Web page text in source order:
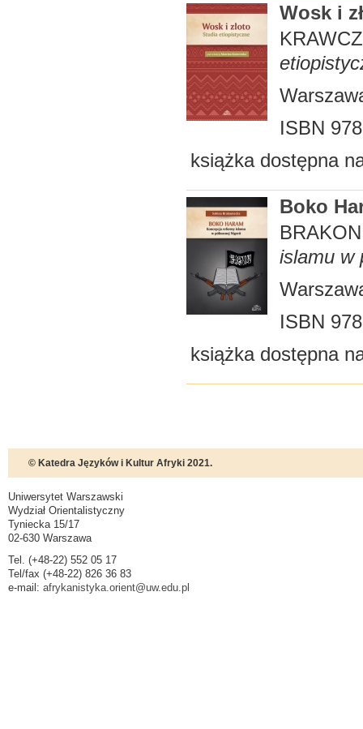
Wosk i
ISBN
książka dostępna
Boko
islamu w
ISBN
książka dostępna
© Katedra Języków i Kultur Afryki 2021.
Uniwersytet Warszawski
Wydział Orientalistyczny
Tyniecka 15/17
02-630 Warszawa
Tel. (+48-22) 552 05 17
Tel/fax (+48-22) 826 36 83
e-mail: afrykanistyka.orient@uw.edu.pl